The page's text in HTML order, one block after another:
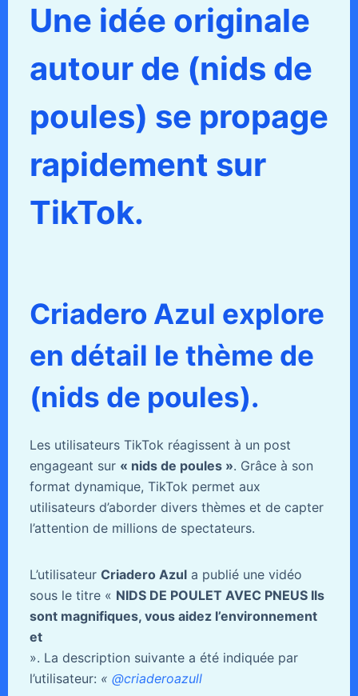
Une idée originale
autour de (nids de
poules) se propage
rapidement sur
TikTok.
Criadero Azul explore
en détail le thème de
(nids de poules).
Les utilisateurs TikTok réagissent à un post
engageant sur « nids de poules ». Grâce à son
format dynamique, TikTok permet aux
utilisateurs d’aborder divers thèmes et de capter
l’attention de millions de spectateurs.
L’utilisateur Criadero Azula publié une vidéo
sous le titre « NIDS DE POULET AVEC PNEUS Ils
sont magnifiques, vous aidez l’environnement
et
». La description suivante a été indiquée par
l’utilisateur: « @criaderoazull